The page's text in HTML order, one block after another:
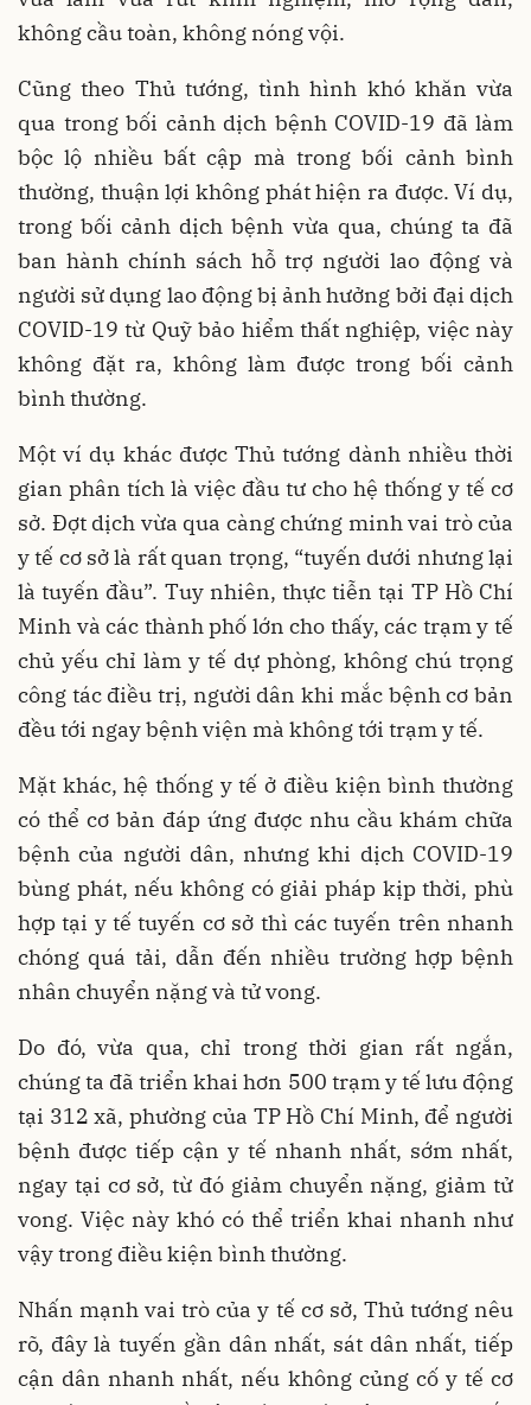
không cầu toàn, không nóng vội.
Cũng theo Thủ tướng, tình hình khó khăn vừa
qua trong bối cảnh dịch bệnh COVID-19 đã làm
bộc lộ nhiều bất cập mà trong bối cảnh bình
thường, thuận lợi không phát hiện ra được. Ví dụ,
trong bối cảnh dịch bệnh vừa qua, chúng ta đã
ban hành chính sách hỗ trợ người lao động và
người sử dụng lao động bị ảnh hưởng bởi đại dịch
COVID-19 từ Quỹ bảo hiểm thất nghiệp, việc này
không đặt ra, không làm được trong bối cảnh
bình thường.
Một ví dụ khác được Thủ tướng dành nhiều thời
gian phân tích là việc đầu tư cho hệ thống y tế cơ
sở. Đợt dịch vừa qua càng chứng minh vai trò của
y tế cơ sở là rất quan trọng, “tuyến dưới nhưng lại
là tuyến đầu”. Tuy nhiên, thực tiễn tại TP Hồ Chí
Minh và các thành phố lớn cho thấy, các trạm y tế
chủ yếu chỉ làm y tế dự phòng, không chú trọng
công tác điều trị, người dân khi mắc bệnh cơ bản
đều tới ngay bệnh viện mà không tới trạm y tế.
Mặt khác, hệ thống y tế ở điều kiện bình thường
có thể cơ bản đáp ứng được nhu cầu khám chữa
bệnh của người dân, nhưng khi dịch COVID-19
bùng phát, nếu không có giải pháp kịp thời, phù
hợp tại y tế tuyến cơ sở thì các tuyến trên nhanh
chóng quá tải, dẫn đến nhiều trường hợp bệnh
nhân chuyển nặng và tử vong.
Do đó, vừa qua, chỉ trong thời gian rất ngắn,
chúng ta đã triển khai hơn 500 trạm y tế lưu động
tại 312 xã, phường của TP Hồ Chí Minh, để người
bệnh được tiếp cận y tế nhanh nhất, sớm nhất,
ngay tại cơ sở, từ đó giảm chuyển nặng, giảm tử
vong. Việc này khó có thể triển khai nhanh như
vậy trong điều kiện bình thường.
Nhấn mạnh vai trò của y tế cơ sở, Thủ tướng nêu
rõ, đây là tuyến gần dân nhất, sát dân nhất, tiếp
cận dân nhanh nhất, nếu không củng cố y tế cơ